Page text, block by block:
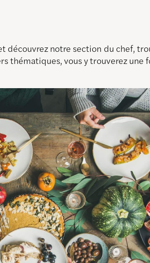
découvrez notre section du chef,
thématiques, vous y trouverez une